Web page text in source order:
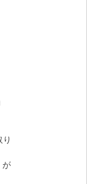
が